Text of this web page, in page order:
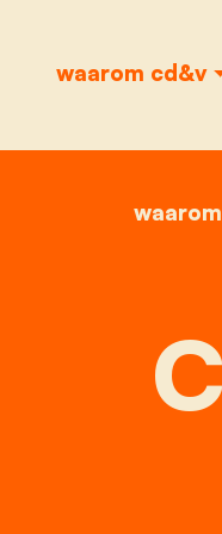
waarom cd&v